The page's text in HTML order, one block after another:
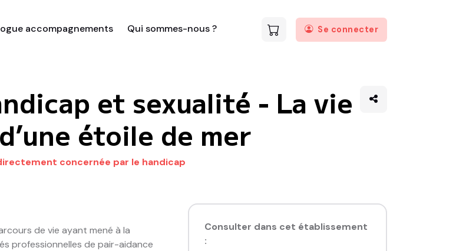
accompagnements Qui sommes-nous ? Se connecter
et sexualité - La vie
étoile de mer
concernée par le handicap
de vie ayant mené à la
professionnelles de pair-aidance
Consulter dans cet établissement
: